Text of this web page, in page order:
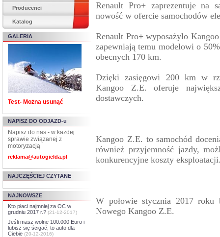
Producenci
Katalog
GALERIA
Test- Można usunąć
NAPISZ DO ODJAZD-u
Napisz do nas - w każdej
sprawie związanej z
motoryzacją
reklama@autogielda.pl
NAJCZĘŚCIEJ CZYTANE
NAJNOWSZE
Kto płaci najmniej za OC w
grudniu 2017 r.? (21-12-2017)
Jeśli masz wolne 100.000 Euro i
lubisz się ścigać, to auto dla
Ciebie (20-12-2016)
Renault Pro+ zaprezentuje na
nowość w ofercie samochodów
Renault Pro+ wyposażyło
zapewniają temu modelowi o
obecnych 170 km.
Dzięki zasięgowi 200 km w
Kangoo Z.E. oferuje
dostawczych.
Kangoo Z.E. to samochód
również przyjemność jazdy,
konkurencyjne koszty
W połowie stycznia 2017 roku
Nowego Kangoo Z.E.